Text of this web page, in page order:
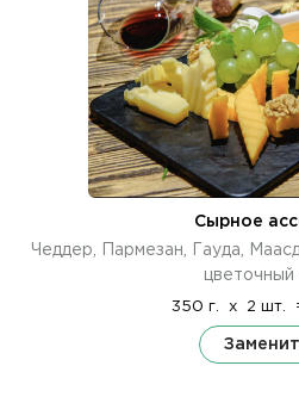
Сырное
Чеддер, Пармезан, Гауда,
цветочный
350 г. x 2 шт.